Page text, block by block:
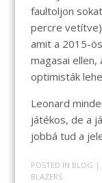
faultoljon
percre
amit a 2015-
magasai ellen,
optimisták
Leonard
játékos, de a
jobbá tud a
POSTED IN BLOG |
BLAZERS